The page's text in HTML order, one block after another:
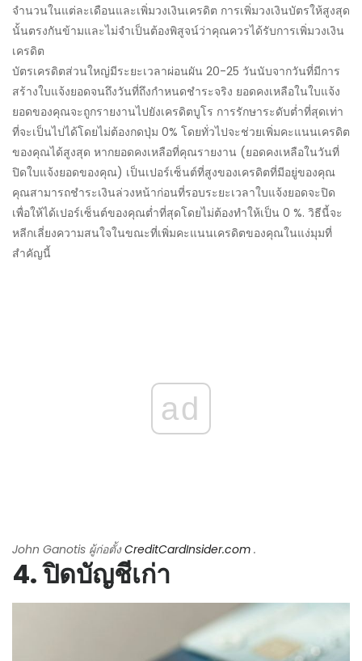
จำนวนในแต่ละเดือนและเพิ่มวงเงินเครดิต การเพิ่มวงเงินบัตรให้สูงสุด
นั้นตรงกันข้ามและไม่จำเป็นต้องพิสูจน์ว่าคุณควรได้รับการเพิ่มวงเงิน
เครดิต
บัตรเครดิตส่วนใหญ่มีระยะเวลาผ่อนผัน 20-25 วันนับจากวันที่มีการ
สร้างใบแจ้งยอดจนถึงวันที่ถึงกำหนดชำระจริง ยอดคงเหลือในใบแจ้ง
ยอดของคุณจะถูกรายงานไปยังเครดิตบูโร การรักษาระดับต่ำที่สุดเท่า
ที่จะเป็นไปได้โดยไม่ต้องกดปุ่ม 0% โดยทั่วไปจะช่วยเพิ่มคะแนนเครดิต
ของคุณได้สูงสุด หากยอดคงเหลือที่คุณรายงาน (ยอดคงเหลือในวันที่
ปิดใบแจ้งยอดของคุณ) เป็นเปอร์เซ็นต์ที่สูงของเครดิตที่มีอยู่ของคุณ
คุณสามารถชำระเงินล่วงหน้าก่อนที่รอบระยะเวลาใบแจ้งยอดจะปิด
เพื่อให้ได้เปอร์เซ็นต์ของคุณต่ำที่สุดโดยไม่ต้องทำให้เป็น 0 %. วิธีนี้จะ
หลีกเลี่ยงความสนใจในขณะที่เพิ่มคะแนนเครดิตของคุณในแง่มุมที่
สำคัญนี้
ad
John Ganotis ผู้ก่อตั้งCreditCardInsider.com .
4. ปิดบัญชีเก่า